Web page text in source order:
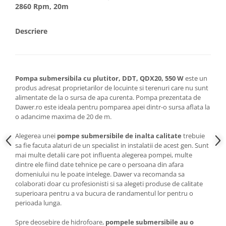
Masini de spalat vase incorporabile
independente
Pirostrii & Arzatoare
Plasa umbrire
Pompe de stropit
Semanatoare,Plantatoare
Sere
Sobe pe gaz & electrice
Suflante & Aspiratoare
Aspiratoare
2860 Rpm, 20m
Descriere
Pompa submersibila cu plutitor, DDT, QDX20, 550 Weste un
produs adresat proprietarilor de locuinte si terenuri care nu sunt
alimentate de la o sursa de apa curenta. Pompa prezentata de
Dawer.ro este ideala pentru pomparea apei dintr-o sursa aflata la
o adancime maxima de 20 de m.
Alegerea unei pompe submersibile de inalta calitate trebuie
sa fie facuta alaturi de un specialist in instalatii de acest gen. Sunt
mai multe detalii care pot influenta alegerea pompei, multe
dintre ele fiind date tehnice pe care o persoana din afara
domeniului nu le poate intelege. Dawer va recomanda sa
colaborati doar cu profesionisti si sa alegeti produse de calitate
superioara pentru a va bucura de randamentul lor pentru o
perioada lunga.
Spre deosebire de hidrofoare, pompele submersibile au o